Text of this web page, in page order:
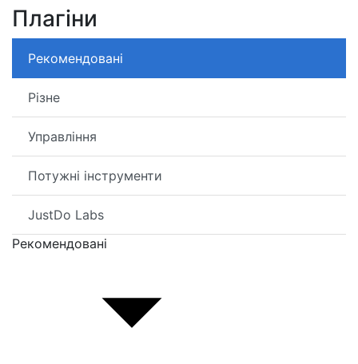
Плагіни
Рекомендовані
Різне
Управління
Потужні інструменти
JustDo Labs
Рекомендовані